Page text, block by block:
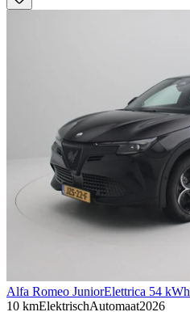
Alfa Romeo JuniorElettrica 54 kWh
10 kmElektrischAutomaat2026